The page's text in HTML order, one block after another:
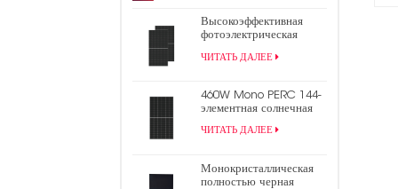
Высокоэффективная
фотоэлектрическая
182 мм мощностью 550
ячейкой
ЧИТАТЬ ДАЛЕЕ
460W Mono PERC 144-
элементная солнечная
фотоэлектрическая
ЧИТАТЬ ДАЛЕЕ
Монокристаллическая
полностью черная